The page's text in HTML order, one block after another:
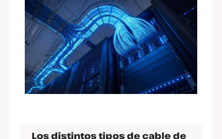
Los distintos tipos de cable de